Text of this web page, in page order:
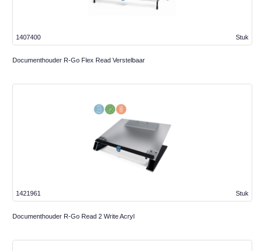
Stuk
1407400
Documenthouder R-Go Flex Read Verstelbaar
Stuk
1421961
Documenthouder R-Go Read 2 Write Acryl